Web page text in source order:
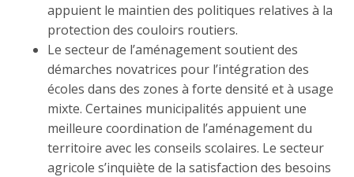
appuient le maintien des politiques relatives à la
protection des couloirs routiers.
Le secteur de l’aménagement soutient des
démarches novatrices pour l’intégration des
écoles dans des zones à forte densité et à usage
mixte. Certaines municipalités appuient une
meilleure coordination de l’aménagement du
territoire avec les conseils scolaires. Le secteur
agricole s’inquiète de la satisfaction des besoins